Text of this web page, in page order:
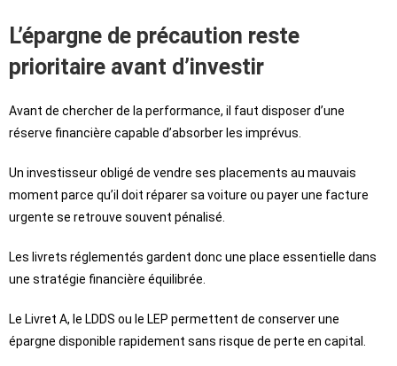
L’épargne de précaution reste
prioritaire avant d’investir
Avant de chercher de la performance, il faut disposer d’une
réserve financière capable d’absorber les imprévus.
Un investisseur obligé de vendre ses placements au mauvais
moment parce qu’il doit réparer sa voiture ou payer une facture
urgente se retrouve souvent pénalisé.
Les livrets réglementés gardent donc une place essentielle dans
une stratégie financière équilibrée.
Le Livret A, le LDDS ou le LEP permettent de conserver une
épargne disponible rapidement sans risque de perte en capital.